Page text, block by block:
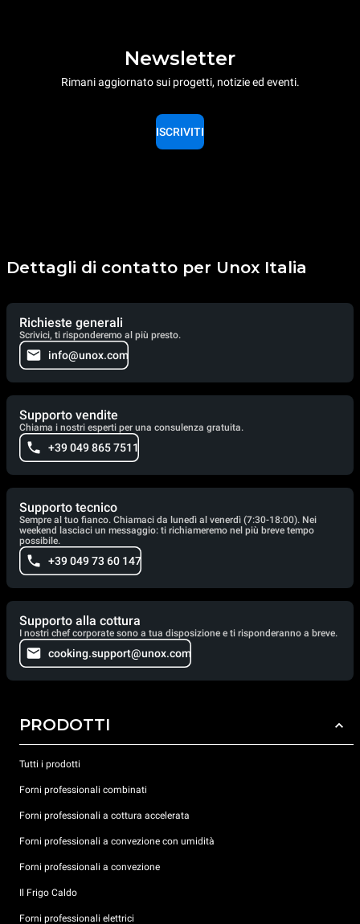
Newsletter
Rimani aggiornato sui progetti, notizie ed eventi.
ISCRIVITI
Dettagli di contatto per Unox Italia
Richieste generali
Scrivici, ti risponderemo al più presto.
info@unox.com
Supporto vendite
Chiama i nostri esperti per una consulenza gratuita.
+39 049 865 7511
Supporto tecnico
Sempre al tuo fianco. Chiamaci da lunedì al venerdì (7:30-18:00). Nei
weekend lasciaci un messaggio: ti richiameremo nel più breve tempo
possibile.
+39 049 73 60 147
Supporto alla cottura
I nostri chef corporate sono a tua disposizione e ti risponderanno a breve.
cooking.support@unox.com
PRODOTTI
Tutti i prodotti
Forni professionali combinati
Forni professionali a cottura accelerata
Forni professionali a convezione con umidità
Forni professionali a convezione
Il Frigo Caldo
Forni professionali elettrici